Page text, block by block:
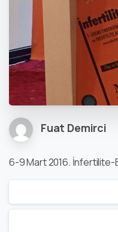
Fuat Demirci
6-9 Mart 2016.